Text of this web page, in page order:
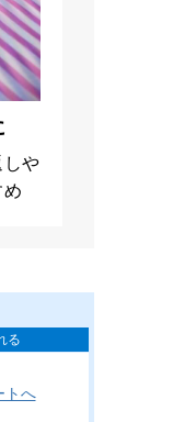
や
め
る
トへ